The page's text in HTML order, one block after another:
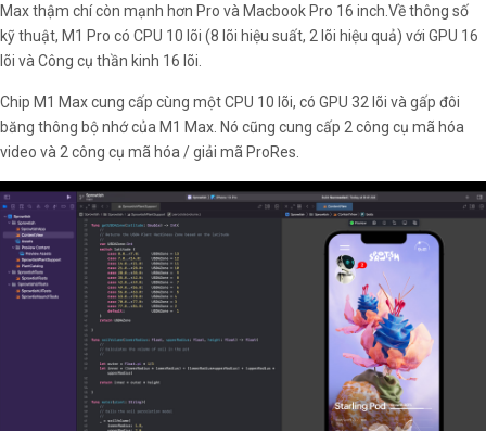
Max thậm chí còn mạnh hơn Pro và Macbook Pro 16 inch.Về thông số
kỹ thuật, M1 Pro có CPU 10 lõi (8 lõi hiệu suất, 2 lõi hiệu quả) với GPU 16
lõi và Công cụ thần kinh 16 lõi.
Chip M1 Max cung cấp cùng một CPU 10 lõi, có GPU 32 lõi và gấp đôi
băng thông bộ nhớ của M1 Max. Nó cũng cung cấp 2 công cụ mã hóa
video và 2 công cụ mã hóa / giải mã ProRes.